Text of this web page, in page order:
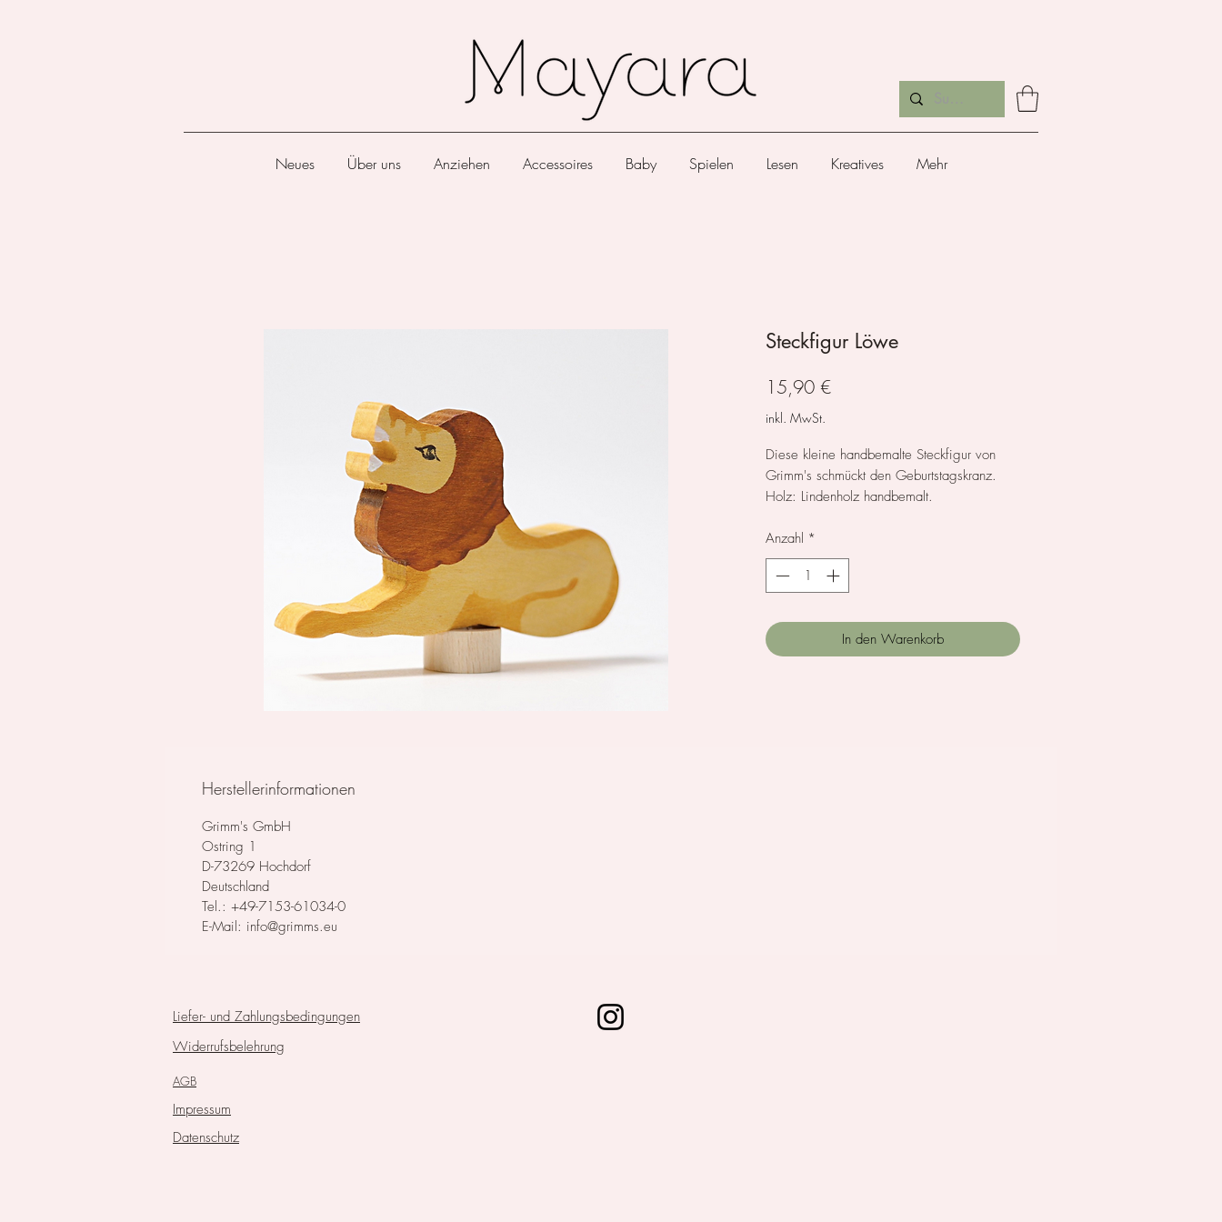
Neues Über uns Anziehen Accessoires Baby Spielen Lesen Kreatives Mehr
Steckfigur Löwe
15,90 €Preis
inkl. MwSt.
Diese kleine handbemalte Steckfigur von
Grimm's schmückt den Geburtstagskranz.
Holz: Lindenholz handbemalt.
Anzahl *
In den Warenkorb
Herstellerinformationen
Grimm's GmbH
Ostring 1
D-73269 Hochdorf
Deutschland
Tel.: +49-7153-61034-0
E-Mail: info@grimms.eu
Liefer- und Zahlungsbedingungen
Widerrufsbelehrung
AGB
Impressum
Datenschutz